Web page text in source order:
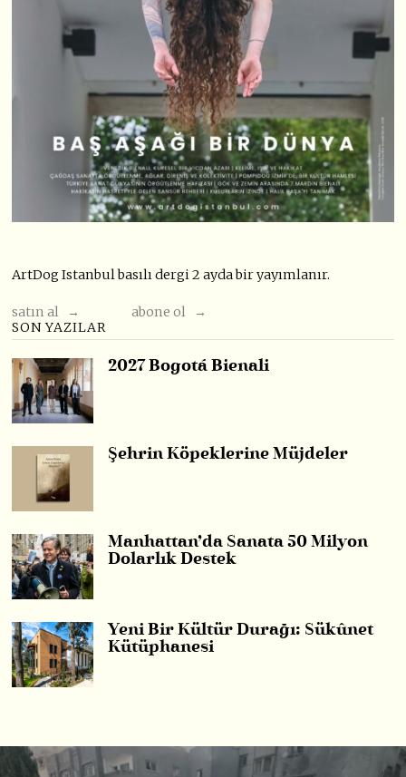
ArtDog Istanbul basılı dergi 2 ayda bir yayımlanır.
satın al →
abone ol →
SON YAZILAR
2027 Bogotá Bienali
Şehrin Köpeklerine Müjdeler
Manhattan’da Sanata 50 Milyon
Dolarlık Destek
Yeni Bir Kültür Durağı: Sükûnet
Kütüphanesi